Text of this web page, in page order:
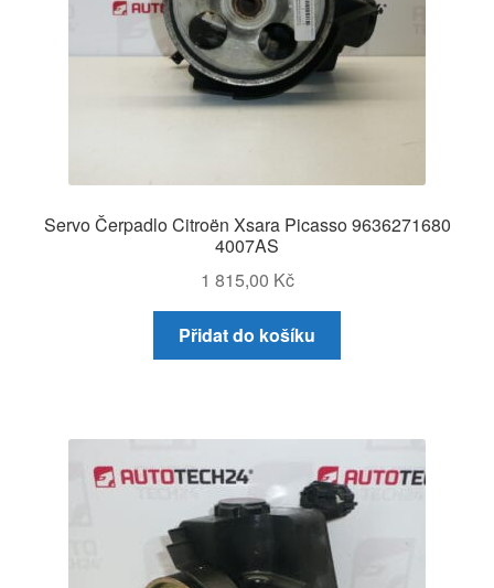
Servo Čerpadlo Citroën Xsara Picasso 9636271680
4007AS
1 815,00 Kč
Přidat do košíku